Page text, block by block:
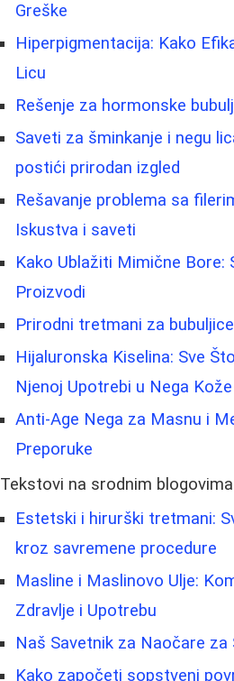
Greške
Hiperpigmentacija: Kako
Licu
Rešenje za hormonske
Saveti za šminkanje i negu
postići prirodan izgled
Rešavanje problema sa
Iskustva i saveti
Kako Ublažiti Mimične Bore:
Proizvodi
Prirodni tretmani za
Hijaluronska Kiselina: Sve
Njenoj Upotrebi u Nega Kože
Anti-Age Nega za Masnu i
Preporuke
Tekstovi na srodnim blogovima
Estetski i hirurški tretmani:
kroz savremene procedure
Masline i Maslinovo Ulje:
Zdravlje i Upotrebu
Naš Savetnik za Naočare
Kako započeti sopstveni